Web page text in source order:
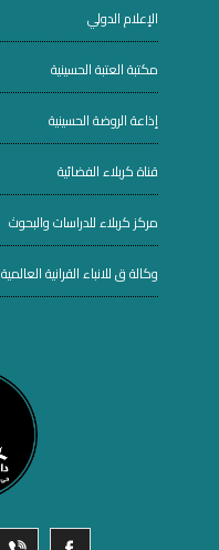
الإعلام الدولي
مكتبة العتبة الحسينية
إذاعة الروضة الحسينية
قناة كربلاء الفضائية
مركز كربلاء للدراسات والبحوث
وكالة ق للانباء القرانية العالمية